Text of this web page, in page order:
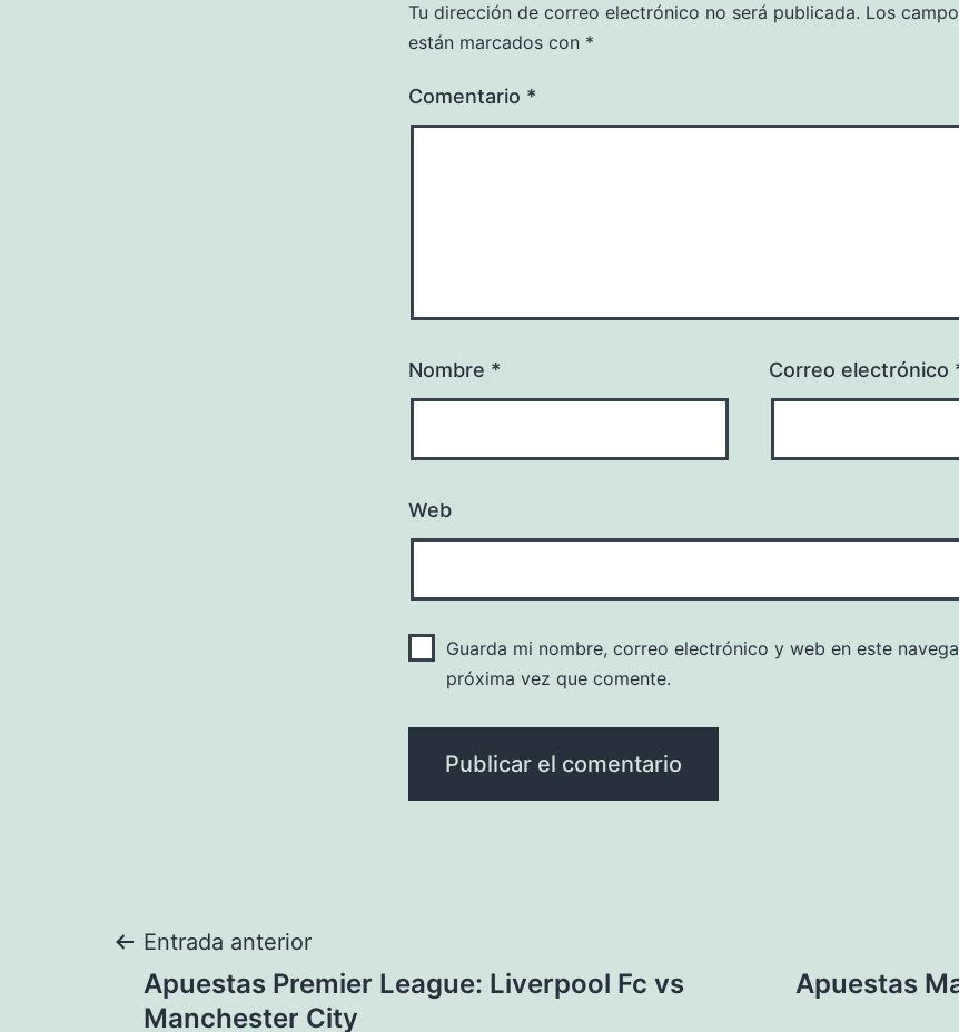
Tu dirección de correo electrónico no será publicada. Los
están marcados con *
Comentario *
Nombre * Correo electrónico
Web
Guarda mi nombre, correo electrónico y web en este
próxima vez que comente.
Navegación
Entrada anterior
Apuestas Premier League: Liverpool Fc vs
Manchester City
Apuestas